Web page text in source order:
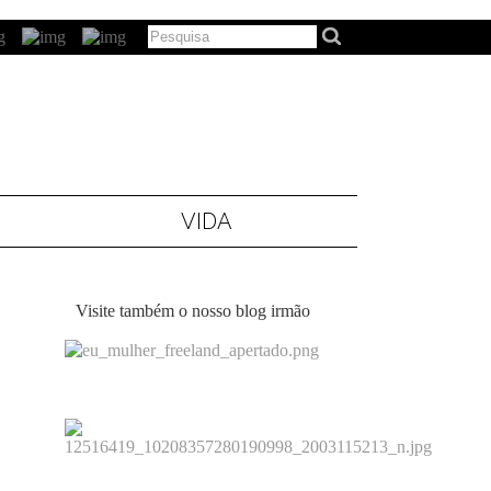
VIDA
Visite também o nosso blog irmão